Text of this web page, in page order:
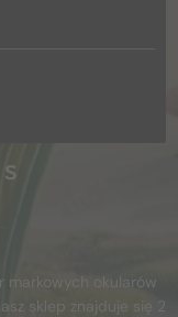
markowych okularów
sklep znajduje się 2